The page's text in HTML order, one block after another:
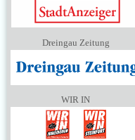
Dreingau Zeitung
WIR IN